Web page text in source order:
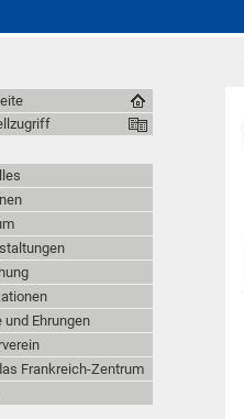
und Ehrungen
Frankreich-Zentrum